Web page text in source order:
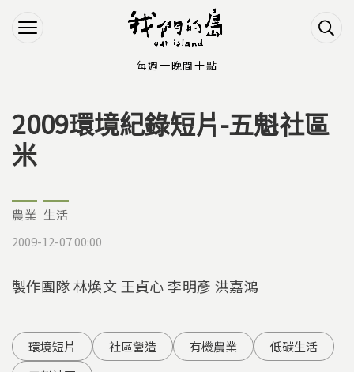
Jump to Navigation
Jump to Main content
您在這裡
2009環境紀錄短片-五魁社區
米
農業 生活
2009-12-07 00:00
製作團隊 林煥文 王貞心 李明彥 洪嘉鴻
環境短片 社區營造 有機農業
低碳生活
每週一晚間十點